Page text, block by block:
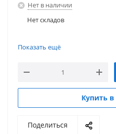
Нет в наличии
Нет складов
Показать ещё
Купить
Поделиться